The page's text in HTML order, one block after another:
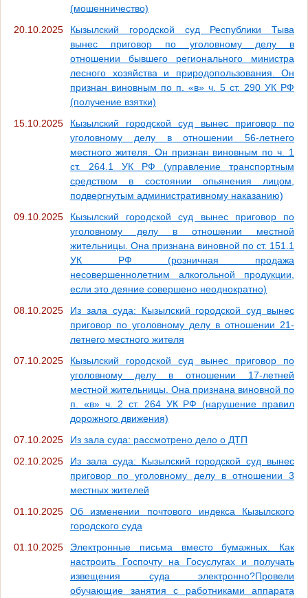
(мошенничество)
20.10.2025
Кызылский городской суд Республики Тыва
вынес приговор по уголовному делу в
отношении бывшего регионального министра
лесного хозяйства и природопользования. Он
признан виновным по п. «в» ч. 5 ст. 290 УК РФ
(получение взятки)
15.10.2025
Кызылский городской суд вынес приговор по
уголовному делу в отношении 56-летнего
местного жителя. Он признан виновным по ч. 1
ст. 264.1 УК РФ (управление транспортным
средством в состоянии опьянения лицом,
подвергнутым административному наказанию)
09.10.2025
Кызылский городской суд вынес приговор по
уголовному делу в отношении местной
жительницы. Она признана виновной по ст. 151.1
УК РФ (розничная продажа
несовершеннолетним алкогольной продукции,
если это деяние совершено неоднократно)
08.10.2025
Из зала суда: Кызылский городской суд вынес
приговор по уголовному делу в отношении 21-
летнего местного жителя
07.10.2025
Кызылский городской суд вынес приговор по
уголовному делу в отношении 17-летней
местной жительницы. Она признана виновной по
п. «в» ч. 2 ст. 264 УК РФ (нарушение правил
дорожного движения)
07.10.2025
Из зала суда: рассмотрено дело о ДТП
02.10.2025
Из зала суда: Кызылский городской суд вынес
приговор по уголовному делу в отношении 3
местных жителей
01.10.2025
Об изменении почтового индекса Кызылского
городского суда
01.10.2025
Электронные письма вместо бумажных. Как
настроить Госпочту на Госуслугах и получать
извещения суда электронно?Провели
обучающие занятия с работниками аппарата